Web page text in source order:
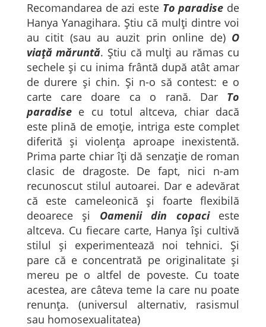
Recomandarea de azi este To paradise de
Hanya Yanagihara. Știu că mulți dintre voi
au citit (sau au auzit prin online de) O
viață măruntă. Știu că mulți au rămas cu
sechele și cu inima frântă după atât amar
de durere și chin. Și n-o să contest: e o
carte care doare ca o rană. Dar To
paradise e cu totul altceva, chiar dacă
este plină de emoție, intriga este complet
diferită și violența aproape inexistentă.
Prima parte chiar îți dă senzație de roman
clasic de dragoste. De fapt, nici n-am
recunoscut stilul autoarei. Dar e adevărat
că este cameleonică și foarte flexibilă
deoarece și Oamenii din copacieste
altceva. Cu fiecare carte, Hanya își cultivă
stilul și experimentează noi tehnici. Și
pare că e concentrată pe originalitate și
mereu pe o altfel de poveste. Cu toate
acestea, are câteva teme la care nu poate
renunța. (universul alternativ, rasismul
sau homosexualitatea)